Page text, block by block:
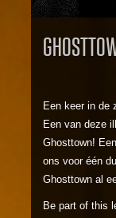
Een keer in de
Een van deze
Ghosttown!
ons voor één
Ghosttown al
Be part of this